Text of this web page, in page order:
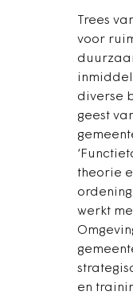
Trees
voor
diverse
geest
theorie
werkt
en